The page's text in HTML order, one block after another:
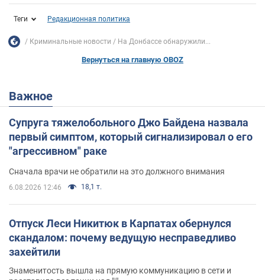
Теги Редакционная политика
Криминальные новости На Донбассе обнаружили...
Вернуться на главную OBOZ
Важное
Супруга тяжелобольного Джо Байдена назвала
первый симптом, который сигнализировал о его
"агрессивном" раке
Сначала врачи не обратили на это должного внимания
6.08.2026 12:46 18,1 т.
Отпуск Леси Никитюк в Карпатах обернулся
скандалом: почему ведущую несправедливо
захейтили
Знаменитость вышла на прямую коммуникацию в сети и